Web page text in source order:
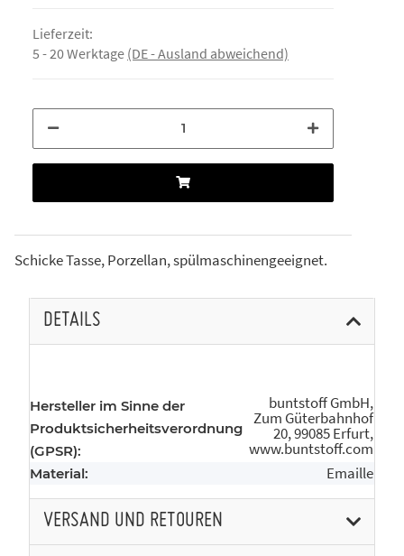
Lieferzeit:
5 - 20 Werktage (DE - Ausland abweichend)
Schicke Tasse, Porzellan, spülmaschinengeeignet.
DETAILS
Hersteller im Sinne der
Produktsicherheitsverordnung
(GPSR):
buntstoff GmbH,
Zum Güterbahnhof
20, 99085 Erfurt,
www.buntstoff.com
Material: Emaille
VERSAND UND RETOUREN